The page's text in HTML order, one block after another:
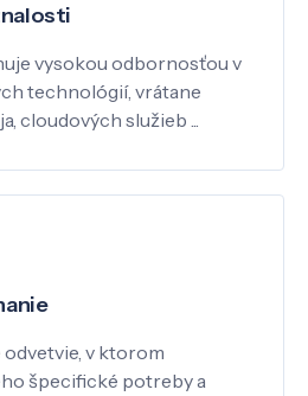
vysokou odbornosťou v
technológií, vrátane
cloudových služieb ...
v ktorom
špecifické potreby a